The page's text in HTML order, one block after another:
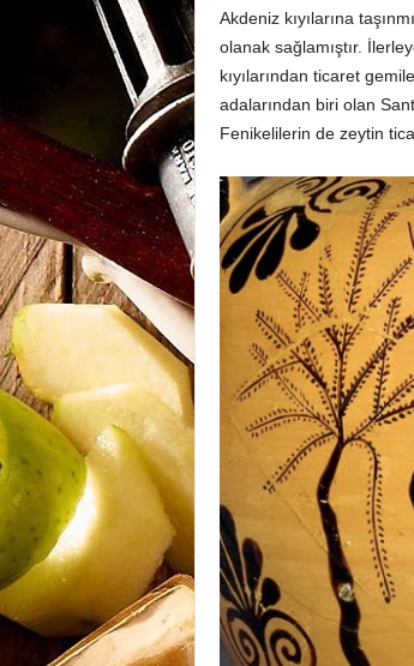
Akdeniz kıyılarına
olanak sağlamıştır.
kıyılarından ticaret
adalarından biri olan
Fenikelilerin de zeytin